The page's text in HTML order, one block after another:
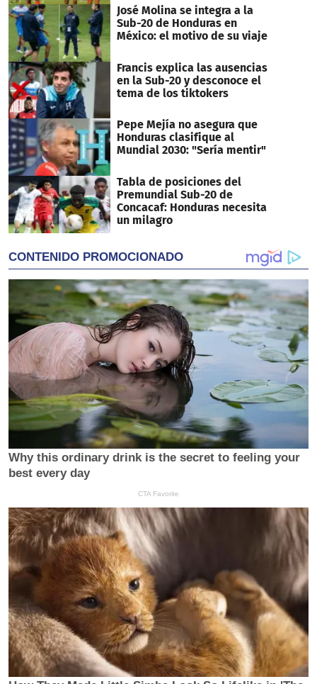
José Molina se integra a la
Sub-20 de Honduras en
México: el motivo de su viaje
Francis explica las ausencias
en la Sub-20 y desconoce el
tema de los tiktokers
Pepe Mejía no asegura que
Honduras clasifique al
Mundial 2030: "Sería mentir"
Tabla de posiciones del
Premundial Sub-20 de
Concacaf: Honduras necesita
un milagro